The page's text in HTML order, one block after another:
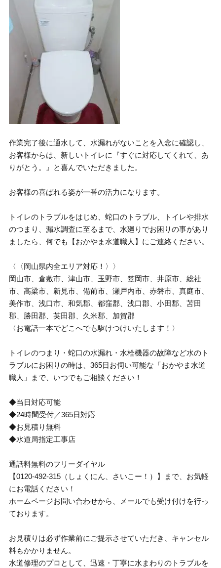
作業完了後に通水して、水漏れがないことを入念に確認し、
お客様からは、新しいトイレに『すぐに対応してくれて、あ
りがとう。』と喜んでいただきました。
お客様の喜ばれる姿が一番の活力になります。
トイレのトラブルをはじめ、蛇口のトラブル、トイレや排水
のつまり、漏水調査に至るまで、水廻りでお困りの事があり
ましたら、何でも【おかやま水道職人】にご連絡ください。
〈〈岡山県内全エリア対応！〉〉
岡山市、倉敷市、津山市、玉野市、笠岡市、井原市、総社
市、高梁市、新見市、備前市、瀬戸内市、赤磐市、真庭市、
美作市、浅口市、和気郡、都窪郡、浅口郡、小田郡、苫田
郡、勝田郡、英田郡、久米郡、加賀郡
〈お電話一本でどこへでも駆けつけいたします！〉
トイレのつまり・蛇口の水漏れ・水栓機器の故障など水のト
ラブルにお困りの時は、365日お伺い可能な「おかやま水道
職人」まで、いつでもご相談ください！
◆当日対応可能
◆24時間受付／365日対応
◆お見積り無料
◆水道局指定工事店
通話料無料のフリーダイヤル
【0120-492-315（しょくにん、さいこー！）】まで、お気軽
にお電話ください！
ホームページお問い合わせから、メールでも受け付けを行っ
ております。
お見積りは必ず作業前にご提示させていただき、キャンセル
料もかかりません。
水道修理のプロとして、迅速・丁寧に水まわりのトラブルを